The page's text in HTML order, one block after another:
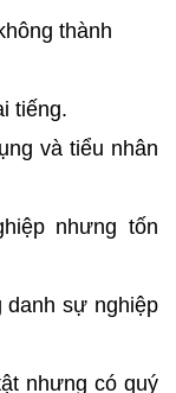
thành
tiếng.
và tiểu nhân
nhưng tốn
danh sự nghiệp
nhưng có quý